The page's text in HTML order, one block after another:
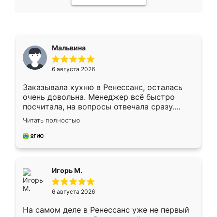
Мальвина
6 августа 2026
Заказывала кухню в Ренессанс, осталась
очень довольна. Менеджер всё быстро
посчитала, на вопросы отвечала сразу.
Замерщик приехал в субботу, подошёл к
делу со всей ответственностью. Собрали
за день, ребята работали аккуратно, даже
Читать полностью
Игорь М.
6 августа 2026
На самом деле в Ренессанс уже не первый